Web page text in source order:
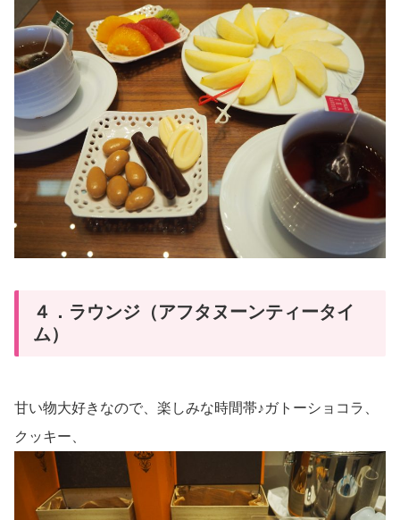
４．ラウンジ（アフタヌーンティータイ
ム）
甘い物大好きなので、楽しみな時間帯♪ガトーショコラ、
クッキー、